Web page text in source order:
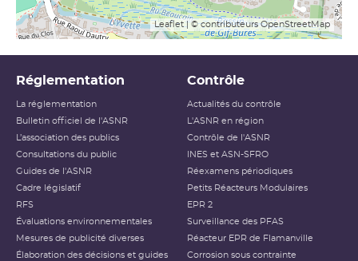
Leaflet| © contributeursOpenStreetMap
Réglementation
La réglementation
Bulletin officiel de l'ASNR
L’association des publics
Consultations du public
Guides de l'ASNR
Cadre législatif
RFS
Évaluations environnementales
Mesures de publicité diverses
Élaboration des décisions et guides
Contrôle
Actualités du contrôle
L'ASNR en région
Contrôle de l'ASNR
INES et ASN-SFRO
Réexamens périodiques
Petits Réacteurs Modulaires
EPR 2
Surveillance des PFAS
Réacteur EPR de Flamanville
Corrosion sous contrainte